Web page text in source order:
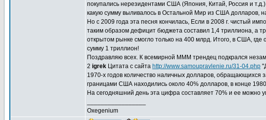
покупались нерезидентами США (Япония, Китай, Россия и
какую сумму выливалось в Остальной Мир из США долларов,
Но с 2009 года эта песня кончилась, Если в 2008 г. чистый
таким образом дефицит бюджета составил 1,4 триллиона, а
открытом рынке смогло только на 400 млрд. Итого, в США,
сумму 1 триллион!
Поздравляю всех. К всемирной МММ трендец подкрался
2 igrek Цитата с сайта http://www.samoupravlenie.ru/31-04.php
1970-х годов количество наличных долларов,
границами США находились около 40% долларов, в конце
На сегодняшний день эта цифра составляет 70% и ее можно
Oxegenium